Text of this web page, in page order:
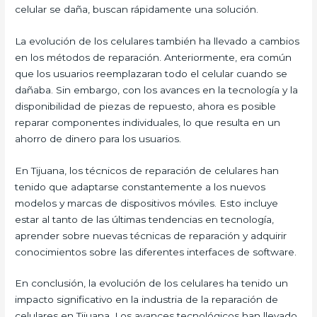
celular se daña, buscan rápidamente una solución.
La evolución de los celulares también ha llevado a cambios
en los métodos de reparación. Anteriormente, era común
que los usuarios reemplazaran todo el celular cuando se
dañaba. Sin embargo, con los avances en la tecnología y la
disponibilidad de piezas de repuesto, ahora es posible
reparar componentes individuales, lo que resulta en un
ahorro de dinero para los usuarios.
En Tijuana, los técnicos de reparación de celulares han
tenido que adaptarse constantemente a los nuevos
modelos y marcas de dispositivos móviles. Esto incluye
estar al tanto de las últimas tendencias en tecnología,
aprender sobre nuevas técnicas de reparación y adquirir
conocimientos sobre las diferentes interfaces de software.
En conclusión, la evolución de los celulares ha tenido un
impacto significativo en la industria de la reparación de